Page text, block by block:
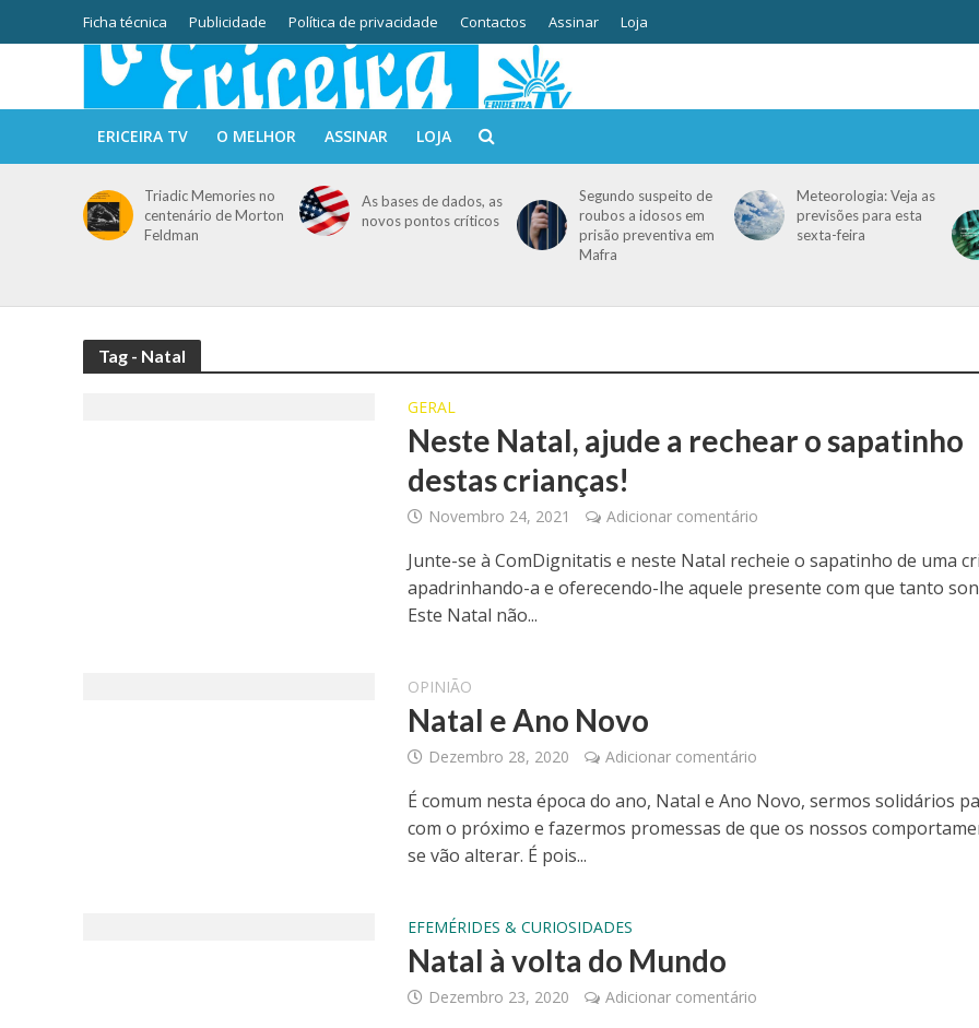
Ficha técnica Publicidade Política de privacidade Contactos Assinar Loja
ERICEIRA TV O MELHOR ASSINAR LOJA
Triadic Memories no
centenário de Morton
Feldman
As bases de dados, as
novos pontos críticos
Segundo suspeito de
roubos a idosos em
prisão preventiva em
Mafra
Meteorologia: Veja as
previsões para esta
sexta-feira
Tag - Natal
GERAL
Neste Natal, ajude a rechear o sapatinho
destas crianças!
Novembro 24, 2021 Adicionar comentário
Junte-se à ComDignitatis e neste Natal recheie o sapatinho de uma
apadrinhando-a e oferecendo-lhe aquele presente com que tanto
Este Natal não...
OPINIÃO
Natal e Ano Novo
Dezembro 28, 2020 Adicionar comentário
É comum nesta época do ano, Natal e Ano Novo, sermos solidários
com o próximo e fazermos promessas de que os nossos
se vão alterar. É pois...
EFEMÉRIDES & CURIOSIDADES
Natal à volta do Mundo
Dezembro 23, 2020 Adicionar comentário